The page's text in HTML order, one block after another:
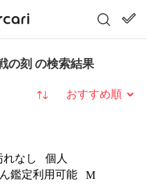
の刻 の検索結果
並び替え
れなし
個人
鑑定利用可能 M